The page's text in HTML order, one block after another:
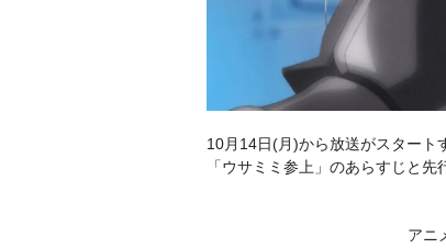
10月14日(月)から放送がスタート
「ウサミミ参上」のあらすじと先
アニ